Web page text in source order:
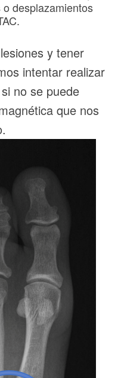
desplazamientos
y tener
intentar realizar
no se puede
que nos